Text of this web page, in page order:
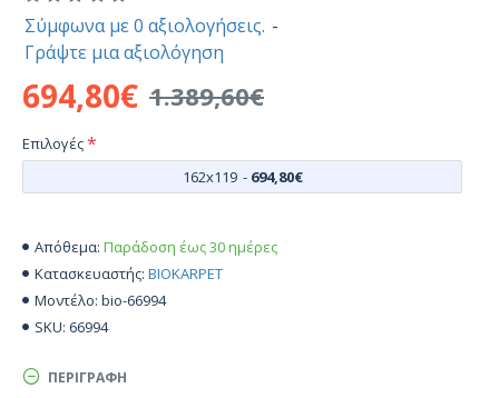
Απόθεμα: Παράδοση έως 30 ημέρες
Κατασκευαστής: BIOKARPET
Μοντέλο: bio-66994
SKU: 66994
Σύμφωνα με 0 αξιολογήσεις. -
Γράψτε μια αξιολόγηση
694,80€ 1.389,60€
Επιλογές
162x119 - 694,80€
ΠΕΡΙΓΡΑΦΉ